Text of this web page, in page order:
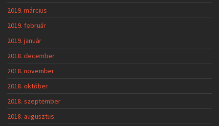
2019. március
2019. február
2019. január
2018. december
2018. november
2018. október
2018. szeptember
2018. augusztus